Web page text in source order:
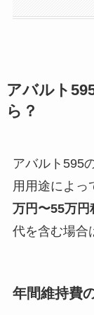
アバルト
ら？
アバルト595
用用途によっ
万円〜55万円
代を含む場合
年間維持費